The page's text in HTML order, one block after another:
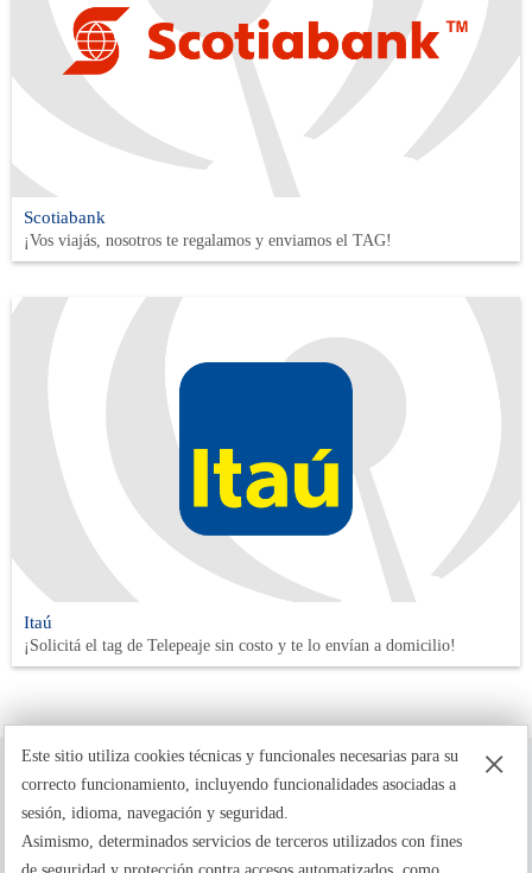
Scotiabank
¡Vos viajás, nosotros te regalamos y enviamos el TAG!
Itaú
¡Solicitá el tag de Telepeaje sin costo y te lo envían a domicilio!
×
Este sitio utiliza cookies técnicas y funcionales necesarias para su
correcto funcionamiento, incluyendo funcionalidades asociadas a
sesión, idioma, navegación y seguridad.
Asimismo, determinados servicios de terceros utilizados con fines